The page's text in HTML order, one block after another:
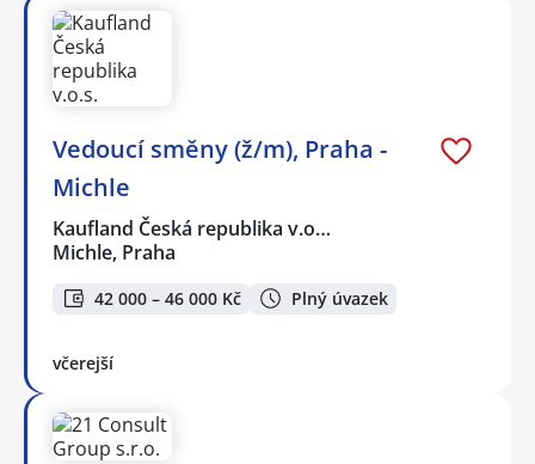
Vedoucí směny (ž/m), Praha -
Michle
Kaufland Česká republika v.o…
Michle, Praha
42 000 – 46 000 Kč Plný úvazek
včerejší